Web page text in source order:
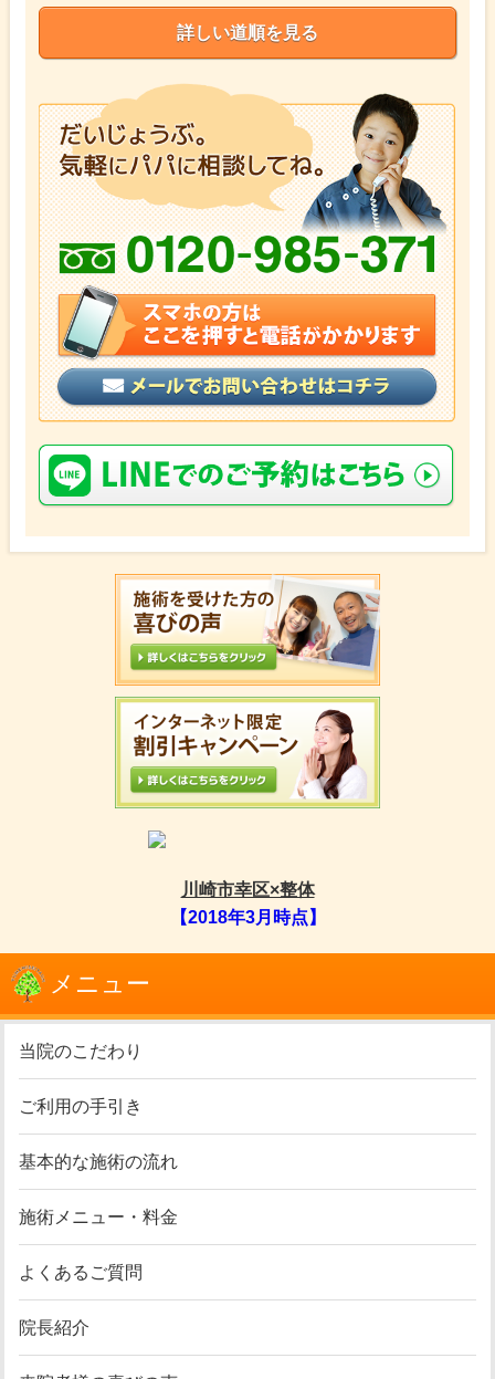
詳しい道順を見る
川崎市幸区×整体
【2018年3月時点】
メニュー
当院のこだわり
ご利用の手引き
基本的な施術の流れ
施術メニュー・料金
よくあるご質問
院長紹介